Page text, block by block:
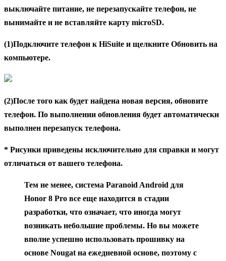
выключайте питание, не перезапускайте телефон, не
вынимайте и не вставляйте карту microSD.
(1)Подключите телефон к HiSuite и щелкните Обновить на
компьютере.
(2)После того как будет найдена новая версия, обновите
телефон. По выполнении обновления будет автоматически
выполнен перезапуск телефона.
* Рисунки приведены исключительно для справки и могут
отличаться от вашего телефона.
Тем не менее, система Paranoid Android для
Honor 8 Pro все еще находится в стадии
разработки, что означает, что иногда могут
возникать небольшие проблемы. Но вы можете
вполне успешно использовать прошивку на
основе Nougat на ежедневной основе, поэтому с